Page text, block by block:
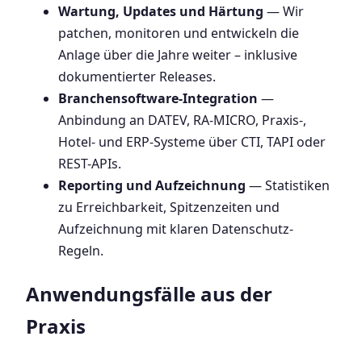
Wartung, Updates und Härtung — Wir
patchen, monitoren und entwickeln die
Anlage über die Jahre weiter – inklusive
dokumentierter Releases.
Branchensoftware-Integration —
Anbindung an DATEV, RA-MICRO, Praxis-,
Hotel- und ERP-Systeme über CTI, TAPI oder
REST-APIs.
Reporting und Aufzeichnung — Statistiken
zu Erreichbarkeit, Spitzenzeiten und
Aufzeichnung mit klaren Datenschutz-
Regeln.
Anwendungsfälle aus der
Praxis